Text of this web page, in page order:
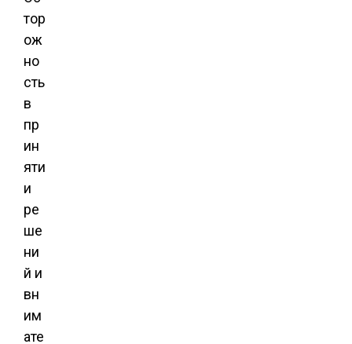
тор
ож
но
сть
в
пр
ин
яти
и
ре
ше
ни
й и
вн
им
ате